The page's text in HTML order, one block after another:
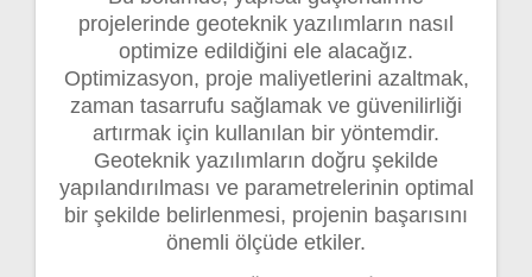
projelerinde geoteknik yazılımların nasıl
optimize edildiğini ele alacağız.
Optimizasyon, proje maliyetlerini azaltmak,
zaman tasarrufu sağlamak ve güvenilirliği
artırmak için kullanılan bir yöntemdir.
Geoteknik yazılımların doğru şekilde
yapılandırılması ve parametrelerinin optimal
bir şekilde belirlenmesi, projenin başarısını
önemli ölçüde etkiler.